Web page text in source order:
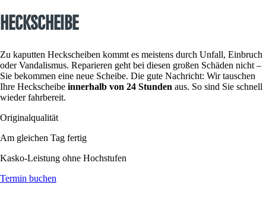
Heckscheibe
Zu kaputten Heckscheiben kommt es meistens durch Unfall, Einbruch
oder Vandalismus. Reparieren geht bei diesen großen Schäden nicht –
Sie bekommen eine neue Scheibe. Die gute Nachricht: Wir tauschen
Ihre Heckscheibe innerhalb von 24 Stunden aus. So sind Sie schnell
wieder fahrbereit.
Originalqualität
Am gleichen Tag fertig
Kasko-Leistung ohne Hochstufen
Termin buchen